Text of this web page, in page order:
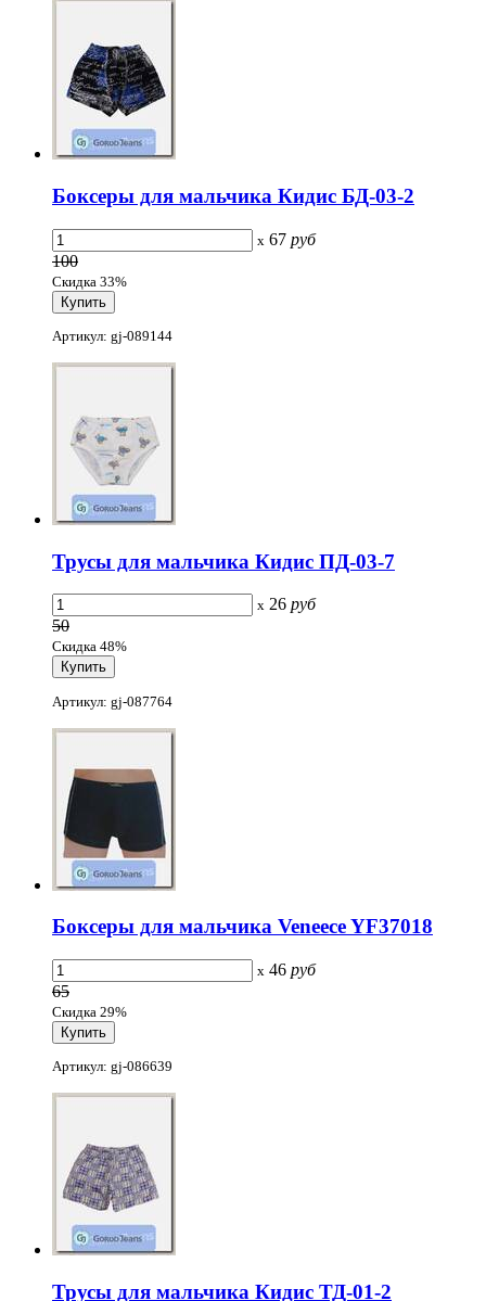
Боксеры для мальчика Кидис БД-03-2
x 67 руб
100
Скидка 33%
Артикул: gj-089144
Трусы для мальчика Кидис ПД-03-7
x 26 руб
50
Скидка 48%
Артикул: gj-087764
Боксеры для мальчика Veneece YF37018
x 46 руб
65
Скидка 29%
Артикул: gj-086639
Трусы для мальчика Кидис ТД-01-2